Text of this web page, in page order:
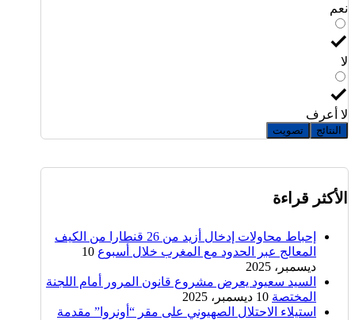
نعم
لا
لا أعرف
النتائج تصويت
الأكثر قراءة
إحباط محاولات إدخال أزيد من 26 قنطارا من الكيف
المعالج عبر الحدود مع المغرب خلال أسبوع 10
ديسمبر، 2025
السيد سعيود يعرض مشروع قانون المرور أمام اللجنة
المختصة 10 ديسمبر، 2025
استيلاء الاحتلال الصهيوني على مقر “أونروا” مقدمة